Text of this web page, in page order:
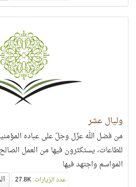
وليال عشر
من فضل الله عزّل وجلّ على عباده
للطاعات، يستكثرون فيها من العمل
المواسم واجتهد فيها
عدد الزيارات:27.8K